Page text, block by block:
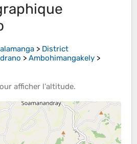
> District
> Ambohimangakely >
afficher l’altitude.